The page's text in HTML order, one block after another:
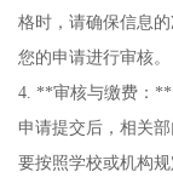
格时，请确保信息
您的申请进行审核。
4. **审核与缴费：**
申请提交后，相关
要按照学校或机构规